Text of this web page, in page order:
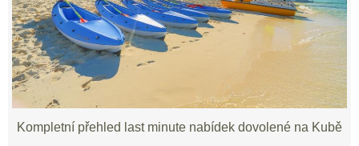
Kompletní přehled last minute nabídek dovolené na Kubě